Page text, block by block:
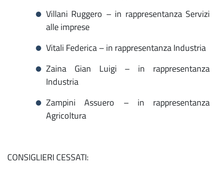
Villani Ruggero – in rappresentanza Servizi
alle imprese
Vitali Federica – in rappresentanza Industria
Zaina Gian Luigi – in rappresentanza
Industria
Zampini Assuero – in rappresentanza
Agricoltura
CONSIGLIERI CESSATI: